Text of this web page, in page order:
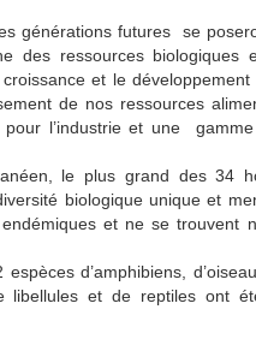
générations futures se
des ressources
et le
de nos ressources
l’industrie et une
le plus grand des
biologique unique et
et ne se
espèces d’amphibiens,
libellules et de reptiles ont